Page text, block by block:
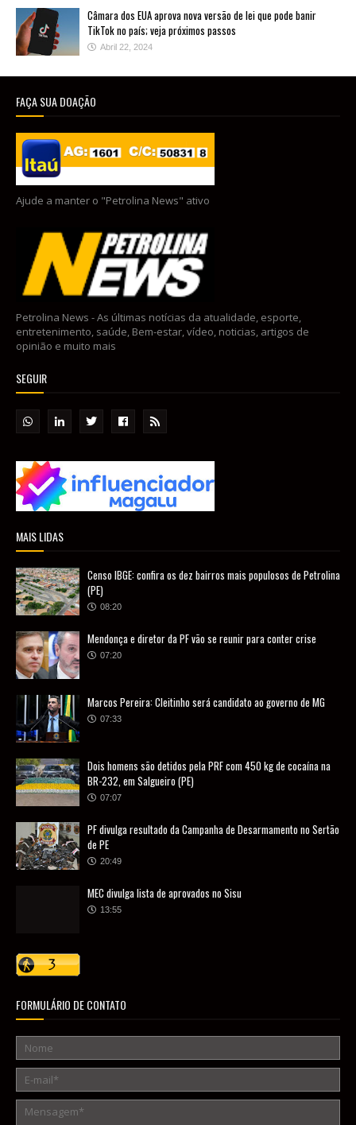
Câmara dos EUA aprova nova versão de lei que pode banir
TikTok no país; veja próximos passos
Abril 22, 2024
FAÇA SUA DOAÇÃO
Ajude a manter o "Petrolina News" ativo
Petrolina News - As últimas notícias da atualidade, esporte,
entretenimento, saúde, Bem-estar, vídeo, noticias, artigos de
opinião e muito mais
SEGUIR
MAIS LIDAS
Censo IBGE: confira os dez bairros mais populosos de Petrolina
(PE)
08:20
Mendonça e diretor da PF vão se reunir para conter crise
07:20
Marcos Pereira: Cleitinho será candidato ao governo de MG
07:33
Dois homens são detidos pela PRF com 450 kg de cocaína na
BR-232, em Salgueiro (PE)
07:07
PF divulga resultado da Campanha de Desarmamento no Sertão
de PE
20:49
MEC divulga lista de aprovados no Sisu
13:55
FORMULÁRIO DE CONTATO